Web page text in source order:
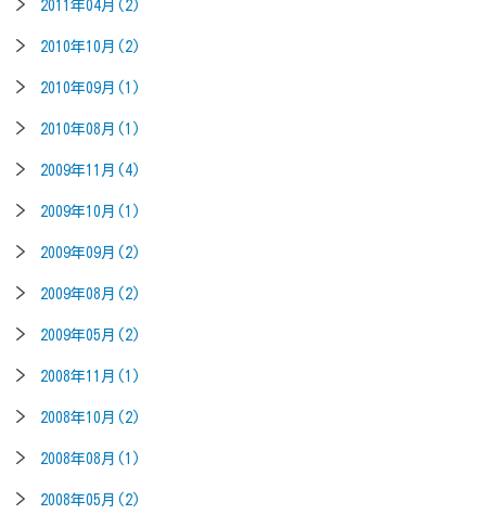
2011年04月(2)
2010年10月(2)
2010年09月(1)
2010年08月(1)
2009年11月(4)
2009年10月(1)
2009年09月(2)
2009年08月(2)
2009年05月(2)
2008年11月(1)
2008年10月(2)
2008年08月(1)
2008年05月(2)